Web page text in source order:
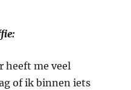
heeft me veel
of ik binnen iets